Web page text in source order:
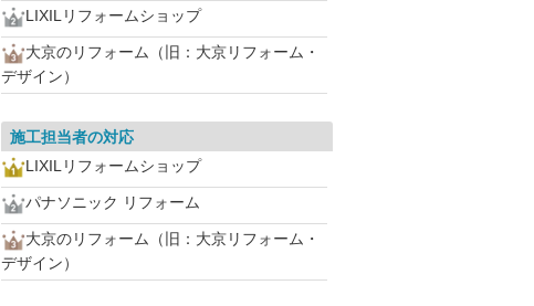
LIXILリフォームショップ
大京のリフォーム（旧：大京リフォーム・
デザイン）
施工担当者の対応
LIXILリフォームショップ
パナソニック リフォーム
大京のリフォーム（旧：大京リフォーム・
デザイン）